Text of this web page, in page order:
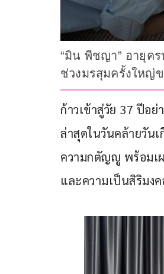
“มิน พีชญา” อายุค
ช่วงมรสุมครั้งใหญ่
ก้าวเข้าสู่วัย 37 ปีอย่
ล่าสุดในวันคล้ายวันเ
ความกตัญญู พร้อมเ
และความเป็นสิริมง